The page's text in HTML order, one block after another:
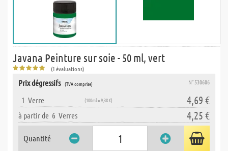
Javana Peinture sur soie - 50 ml, vert
(1 évaluations)
Prix dégressifs (TVA comprise) N° 530606
1 Verre (100ml = 9,38 €) 4,69 €
à partir de 6 Verres 4,25 €
Quantité